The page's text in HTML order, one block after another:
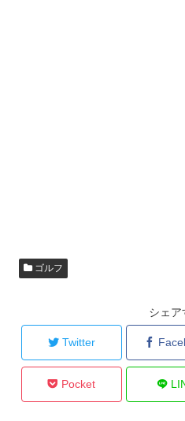
ゴルフ
シェア
Twitter
Pocket